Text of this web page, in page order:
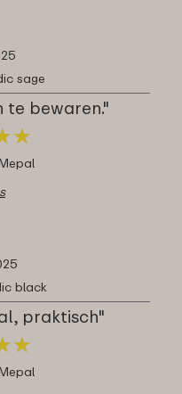
sage
te bewaren."
★
★
black
praktisch"
★
★